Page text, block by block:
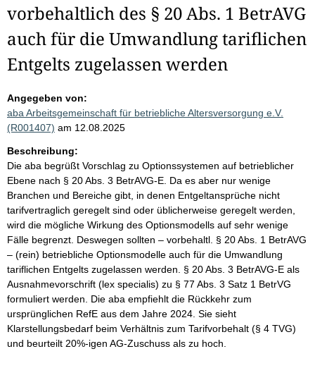
vorbehaltlich des § 20 Abs. 1 BetrAVG
auch für die Umwandlung tariflichen
Entgelts zugelassen werden
Angegeben von:
aba Arbeitsgemeinschaft für betriebliche Altersversorgung e.V.
(R001407) am 12.08.2025
Beschreibung:
Die aba begrüßt Vorschlag zu Optionssystemen auf betrieblicher
Ebene nach § 20 Abs. 3 BetrAVG-E. Da es aber nur wenige
Branchen und Bereiche gibt, in denen Entgeltansprüche nicht
tarifvertraglich geregelt sind oder üblicherweise geregelt werden,
wird die mögliche Wirkung des Optionsmodells auf sehr wenige
Fälle begrenzt. Deswegen sollten – vorbehaltl. § 20 Abs. 1 BetrAVG
– (rein) betriebliche Optionsmodelle auch für die Umwandlung
tariflichen Entgelts zugelassen werden. § 20 Abs. 3 BetrAVG-E als
Ausnahmevorschrift (lex specialis) zu § 77 Abs. 3 Satz 1 BetrVG
formuliert werden. Die aba empfiehlt die Rückkehr zum
ursprünglichen RefE aus dem Jahre 2024. Sie sieht
Klarstellungsbedarf beim Verhältnis zum Tarifvorbehalt (§ 4 TVG)
und beurteilt 20%-igen AG-Zuschuss als zu hoch.